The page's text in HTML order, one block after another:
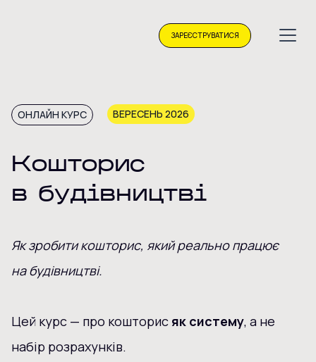
ЗАРЕЄСТРУВАТИСЯ
ОНЛАЙН КУРС ВЕРЕСЕНЬ 2026
Кошторис
в будівництві
Як зробити кошторис, який реально працює
на будівництві.
Цей курс — про кошторис як систему, а не
набір розрахунків.